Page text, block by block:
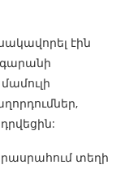
էին
տեղի